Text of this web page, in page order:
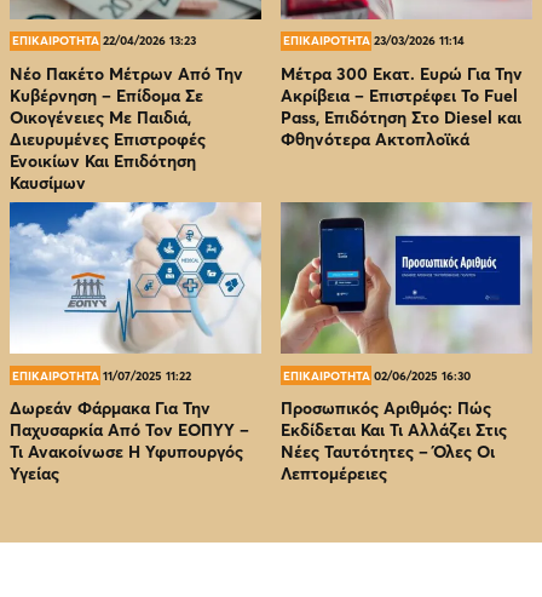
ΕΠΙΚΑΙΡΟΤΗΤΑ 22/04/2026 13:23
Νέο Πακέτο Μέτρων Από Την
Κυβέρνηση – Επίδομα Σε
Οικογένειες Με Παιδιά,
Διευρυμένες Επιστροφές
Ενοικίων Και Επιδότηση
Καυσίμων
ΕΠΙΚΑΙΡΟΤΗΤΑ 23/03/2026 11:14
Μέτρα 300 Εκατ. Ευρώ Για Την
Ακρίβεια – Επιστρέφει Το Fuel
Pass, Επιδότηση Στο Diesel και
Φθηνότερα Ακτοπλοϊκά
ΕΠΙΚΑΙΡΟΤΗΤΑ 11/07/2025 11:22
Δωρεάν Φάρμακα Για Την
Παχυσαρκία Από Τον EOΠΥΥ –
Τι Ανακοίνωσε Η Υφυπουργός
Υγείας
ΕΠΙΚΑΙΡΟΤΗΤΑ 02/06/2025 16:30
Προσωπικός Αριθμός: Πώς
Εκδίδεται Και Τι Αλλάζει Στις
Νέες Ταυτότητες – Όλες Οι
Λεπτομέρειες